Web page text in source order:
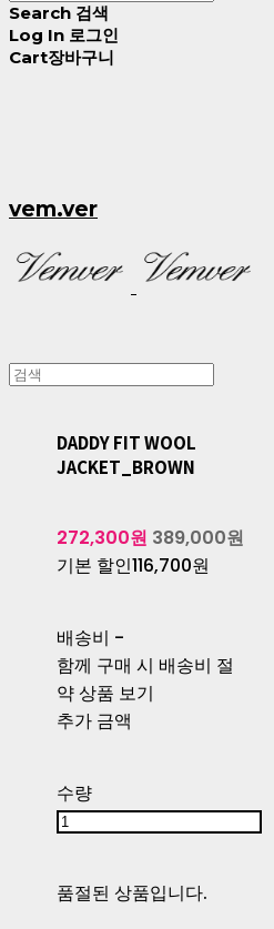
Search 검색
Log In 로그인
Cart장바구니
vem.ver
DADDY FIT WOOL
JACKET_BROWN
272,300원 389,000원
기본 할인116,700원
배송비 -
함께 구매 시 배송비 절
약 상품 보기
추가 금액
수량
품절된 상품입니다.